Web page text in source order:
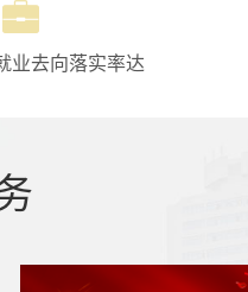
业去向落实率达